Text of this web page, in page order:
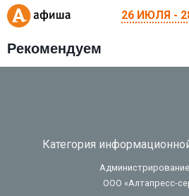
26 ИЮЛЯ -
Рекомендуем
Категория
ООО «Алтапресс-